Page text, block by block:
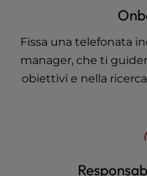
Fissa una telefonata
manager, che ti
obiettivi e nella